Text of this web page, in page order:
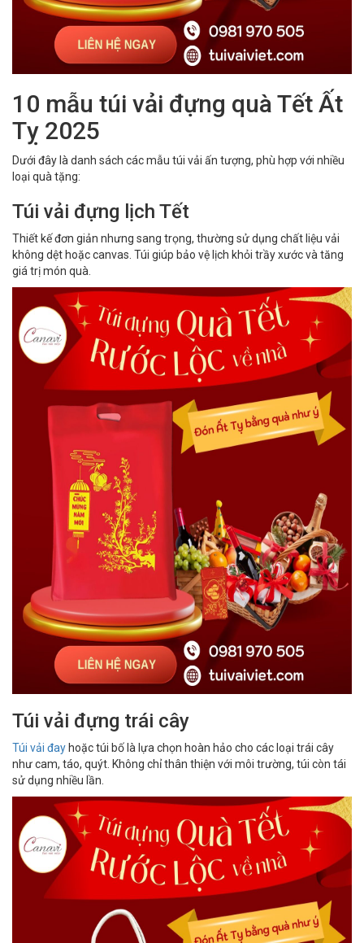
10 mẫu túi vải đựng quà Tết Ất
Tỵ 2025
Dưới đây là danh sách các mẫu túi vải ấn tượng, phù hợp với nhiều
loại quà tặng:
Túi vải đựng lịch Tết
Thiết kế đơn giản nhưng sang trọng, thường sử dụng chất liệu vải
không dệt hoặc canvas. Túi giúp bảo vệ lịch khỏi trầy xước và tăng
giá trị món quà.
Túi vải đựng trái cây
Túi vải đay hoặc túi bố là lựa chọn hoàn hảo cho các loại trái cây
như cam, táo, quýt. Không chỉ thân thiện với môi trường, túi còn tái
sử dụng nhiều lần.